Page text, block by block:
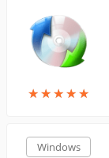
★★★★★
★★★★★
Windows